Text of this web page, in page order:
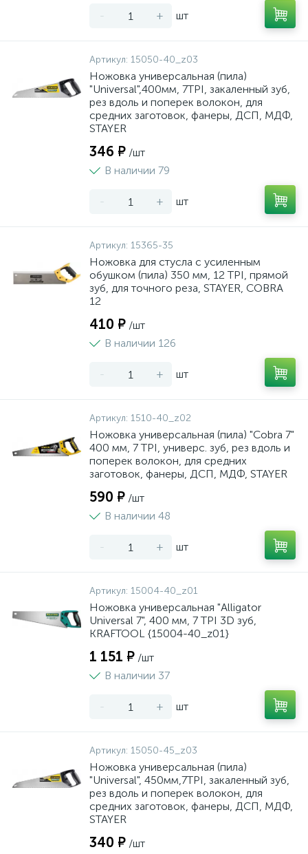
- + шт
Артикул: 15050-40_z03
Ножовка универсальная (пила)
"Universal",400мм, 7TPI, закаленный зуб,
рез вдоль и поперек волокон, для
средних заготовок, фанеры, ДСП, МДФ,
STAYER
346 ₽ /шт
В наличии 79
- + шт
Артикул: 15365-35
Ножовка для стусла c усиленным
обушком (пила) 350 мм, 12 TPI, прямой
зуб, для точного реза, STAYER, COBRA
12
410 ₽ /шт
В наличии 126
- + шт
Артикул: 1510-40_z02
Ножовка универсальная (пила) "Cobra 7"
400 мм, 7 TPI, универс. зуб, рез вдоль и
поперек волокон, для средних
заготовок, фанеры, ДСП, МДФ, STAYER
590 ₽ /шт
В наличии 48
- + шт
Артикул: 15004-40_z01
Ножовка универсальная "Alligator
Universal 7", 400 мм, 7 TPI 3D зуб,
KRAFTOOL {15004-40_z01}
1 151 ₽ /шт
В наличии 37
- + шт
Артикул: 15050-45_z03
Ножовка универсальная (пила)
"Universal", 450мм,7TPI, закаленный зуб,
рез вдоль и поперек волокон, для
средних заготовок, фанеры, ДСП, МДФ,
STAYER
340 ₽ /шт